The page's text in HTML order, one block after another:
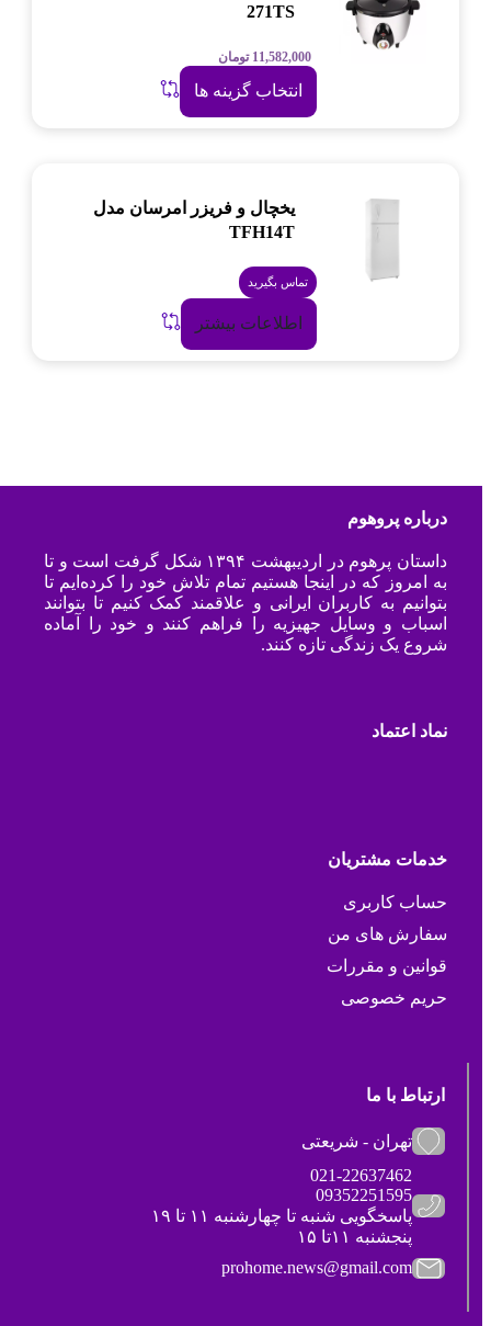
271TS
11,582,000 تومان
انتخاب گزینه ها
یخچال و فریزر امرسان مدل
TFH14T
تماس بگیرید
اطلاعات بیشتر
درباره پروهوم
داستان پرهوم در اردیبهشت ۱۳۹۴ شکل گرفت است و تا
به امروز که در اینجا هستیم تمام تلاش خود را کرده‌ایم تا
بتوانیم به کاربران ایرانی و علاقمند کمک کنیم تا بتوانند
اسباب و وسایل جهیزیه را فراهم کنند و خود را آماده
شروع یک زندگی تازه کنند.
نماد اعتماد
خدمات مشتریان
حساب کاربری
سفارش های من
قوانین و مقررات
حریم خصوصی
ارتباط با ما
تهران - شریعتی
021-22637462
09352251595
پاسخگویی شنبه تا چهارشنبه ۱۱ تا ۱۹
پنجشنبه ۱۱تا ۱۵
prohome.news@gmail.com